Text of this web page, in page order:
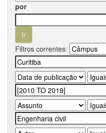
por
Filtros correntes: